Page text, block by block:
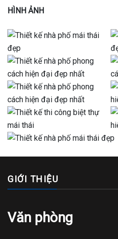
HÌNH ẢNH
GIỚI THIỆU
Văn phòng